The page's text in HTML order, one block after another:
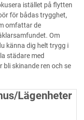
istället på flytten
för bådas trygghet,
omfattar de
Om
känna dig helt trygg i
städare med
skinande ren och se
Lägenheter